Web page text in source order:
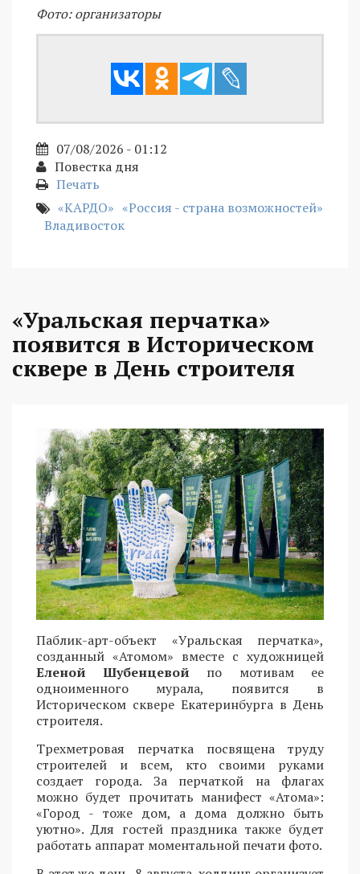
Фото: организаторы
07/08/2026 - 01:12
Повестка дня
Печать
«КАРДО» «Россия - страна возможностей»
Владивосток
«Уральская перчатка»
появится в Историческом
сквере в День строителя
Паблик-арт-объект «Уральская перчатка»,
созданный «Атомом» вместе с художницей
Еленой Шубенцевой по мотивам ее
одноименного мурала, появится в
Историческом сквере Екатеринбурга в День
строителя.
Трехметровая перчатка посвящена труду
строителей и всем, кто своими руками
создает города. За перчаткой на флагах
можно будет прочитать манифест «Атома»:
«Город - тоже дом, а дома должно быть
уютно». Для гостей праздника также будет
работать аппарат моментальной печати фото.